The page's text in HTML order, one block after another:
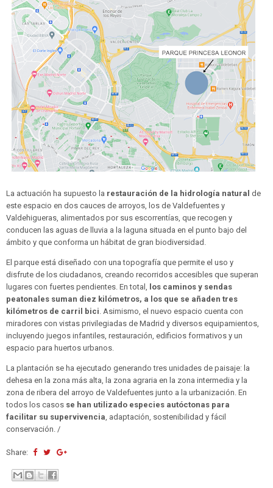
La actuación ha supuesto la restauración de la hidrología natural de
este espacio en dos cauces de arroyos, los de Valdefuentes y
Valdehigueras, alimentados por sus escorrentías, que recogen y
conducen las aguas de lluvia a la laguna situada en el punto bajo del
ámbito y que conforma un hábitat de gran biodiversidad.
El parque está diseñado con una topografía que permite el uso y
disfrute de los ciudadanos, creando recorridos accesibles que superan
lugares con fuertes pendientes. En total, los caminos y sendas
peatonales suman diez kilómetros, a los que se añaden tres
kilómetros de carril bici. Asimismo, el nuevo espacio cuenta con
miradores con vistas privilegiadas de Madrid y diversos equipamientos,
incluyendo juegos infantiles, restauración, edificios formativos y un
espacio para huertos urbanos.
La plantación se ha ejecutado generando tres unidades de paisaje: la
dehesa en la zona más alta, la zona agraria en la zona intermedia y la
zona de ribera del arroyo de Valdefuentes junto a la urbanización. En
todos los casos se han utilizado especies autóctonas para
facilitar su supervivencia, adaptación, sostenibilidad y fácil
conservación. /
Share: